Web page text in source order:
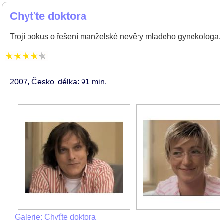
Chyťte doktora
Trojí pokus o řešení manželské nevěry mladého gynekologa.
2007 Česko délka: 91 min
Galerie: Chyťte doktora